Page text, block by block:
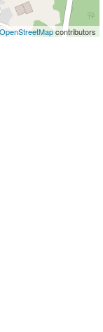
OpenStreetMapcontributors